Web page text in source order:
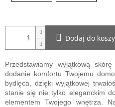
Dodaj do
Przedstawiamy wyjątkową
dodanie komfortu Twojemu
bydlęca, dzięki wyjątkowej
stanie się nie tylko eleganckim
elementem Twojego wnętrza.